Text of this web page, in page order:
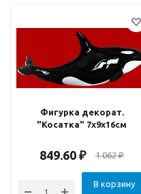
Фигурка декорат.
"Косатка" 7x9x16см
849.60 ₽ 1 062₽
В корзину